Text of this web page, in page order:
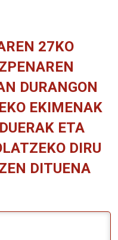
27KO
DURANGON
EKIMENAK
ETA
DIRU
DITUENA